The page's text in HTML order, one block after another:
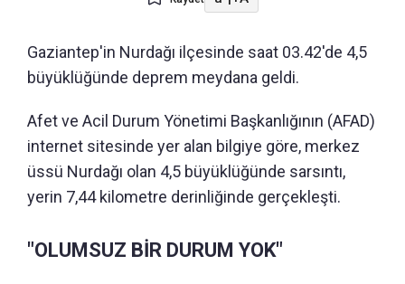
Gaziantep'in Nurdağı ilçesinde saat 03.42'de 4,5
büyüklüğünde deprem meydana geldi.
Afet ve Acil Durum Yönetimi Başkanlığının (AFAD)
internet sitesinde yer alan bilgiye göre, merkez
üssü Nurdağı olan 4,5 büyüklüğünde sarsıntı,
yerin 7,44 kilometre derinliğinde gerçekleşti.
"OLUMSUZ BİR DURUM YOK"